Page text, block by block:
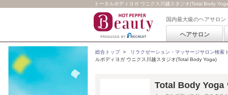
トータルボディヨガ ウニクス川越スタジオ(Total Body
国内最大級のヘアサロ
ヘアサロン
総合トップ> リラクゼーション・マッサージサロン検索
ルボディヨガ ウニクス川越スタジオ(Total Body Yoga)
Total Body Yoga